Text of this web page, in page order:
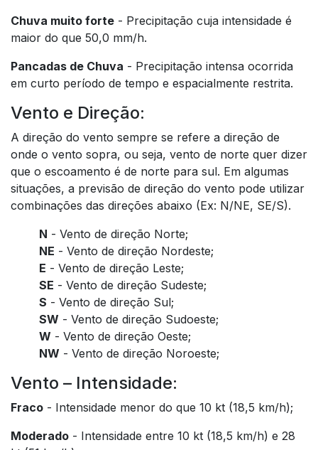
Chuva muito forte - Precipitação cuja intensidade é
maior do que 50,0 mm/h.
Pancadas de Chuva - Precipitação intensa ocorrida
em curto período de tempo e espacialmente restrita.
Vento e Direção:
A direção do vento sempre se refere a direção de
onde o vento sopra, ou seja, vento de norte quer dizer
que o escoamento é de norte para sul. Em algumas
situações, a previsão de direção do vento pode utilizar
combinações das direções abaixo (Ex: N/NE, SE/S).
N - Vento de direção Norte;
NE - Vento de direção Nordeste;
E - Vento de direção Leste;
SE - Vento de direção Sudeste;
S - Vento de direção Sul;
SW - Vento de direção Sudoeste;
W - Vento de direção Oeste;
NW - Vento de direção Noroeste;
Vento – Intensidade:
Fraco - Intensidade menor do que 10 kt (18,5 km/h);
Moderado - Intensidade entre 10 kt (18,5 km/h) e 28